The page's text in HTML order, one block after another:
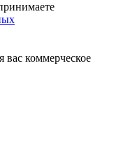
коммерческое